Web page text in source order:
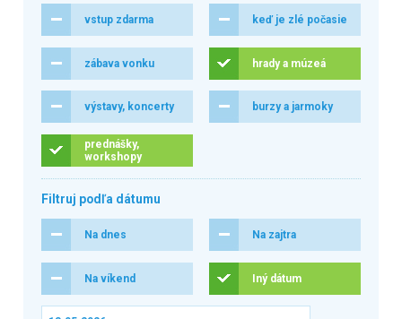
vstup zdarma keď je zlé počasie
zábava vonku hrady a múzeá
výstavy, koncerty burzy a jarmoky
prednášky,
workshopy
Filtruj podľa dátumu
Na dnes Na zajtra
Na víkend Iný dátum